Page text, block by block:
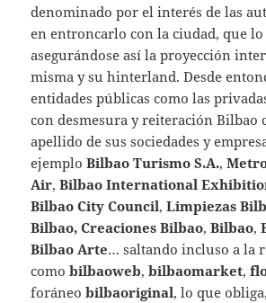
denominado por el interés de las
en entroncarlo con la ciudad, que lo
asegurándose así la proyección
misma y su hinterland. Desde
entidades públicas como las
con desmesura y reiteración Bilbao
apellido de sus sociedades y
ejemploBilbao Turismo S.A.,
Air, Bilbao International
Bilbao City Council, Limpiezas
Bilbao, Creaciones Bilbao, Bilbao,
Bilbao Arte… saltando incluso a la
comobilbaoweb,bilbaomarket,
foráneobilbaoriginal, lo que